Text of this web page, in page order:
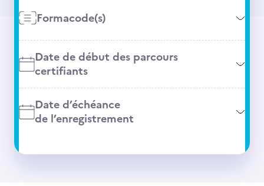
Formacode(s)
Date de début des parcours
certifiants
Date d’échéance
de l’enregistrement